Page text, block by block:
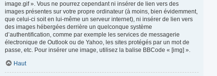
image.gif ». Vous ne pourrez cependant ni insérer de lien vers des
images présentes sur votre propre ordinateur (à moins, bien évidemment,
que celui-ci soit en lui-même un serveur internet), ni insérer de lien vers
des images hébergées derrière un quelconque système
d’authentification, comme par exemple les services de messagerie
électronique de Outlook ou de Yahoo, les sites protégés par un mot de
passe, etc. Pour insérer une image, utilisez la balise BBCode « [img] ».
Haut